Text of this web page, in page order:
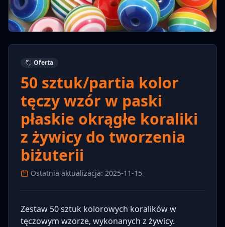
Oferta
50 sztuk/partia kolor
tęczy wzór w paski
płaskie okrągłe koraliki
z żywicy do tworzenia
biżuterii
Ostatnia aktualizacja: 2025-11-15
Zestaw 50 sztuk kolorowych koralików w
tęczowym wzorze, wykonanych z żywicy.